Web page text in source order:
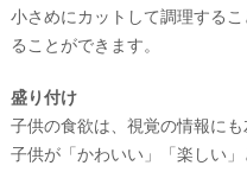
小さめにカットして調理する
ることができます。
盛り付け
子供の食欲は、視覚の情報にも
子供が「かわいい」「楽しい